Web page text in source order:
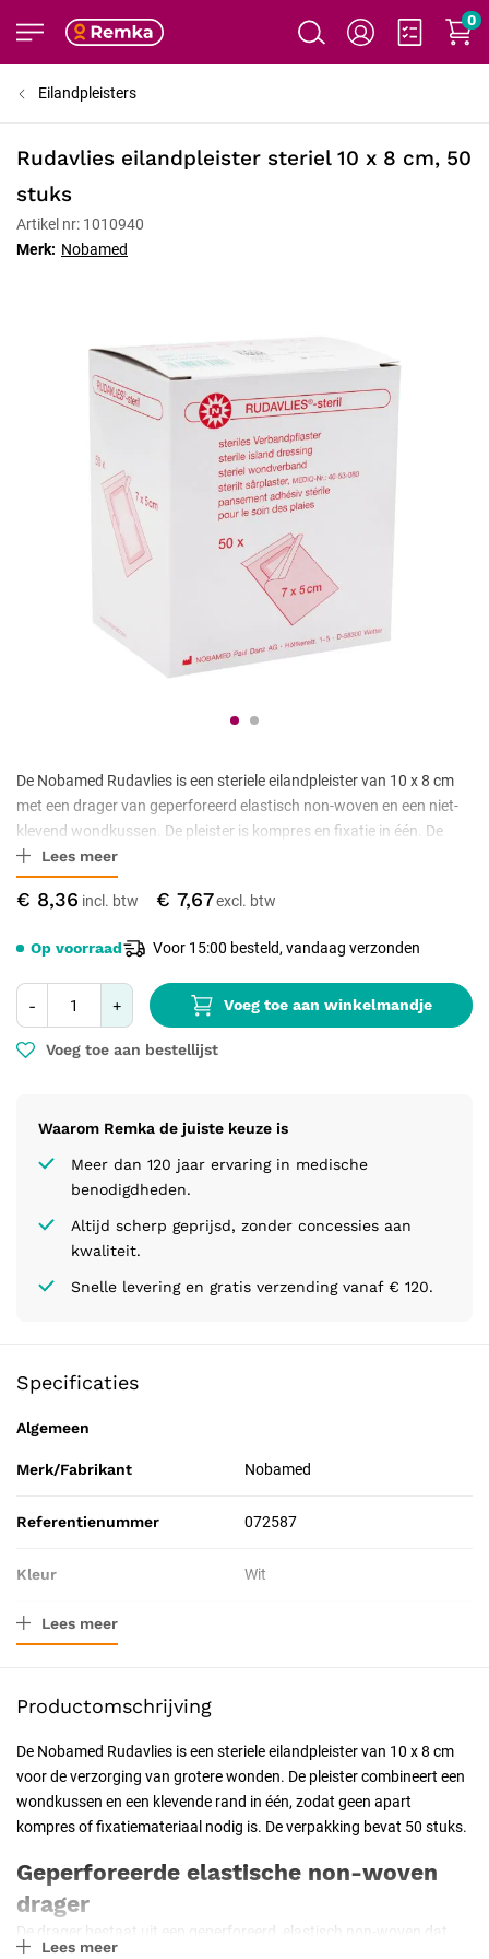
0
Eilandpleisters
Rudavlies eilandpleister steriel 10 x 8 cm, 50
stuks
Artikel nr: 1010940
Merk: Nobamed
€ 8,36 € 7,67
- + Voeg toe aan winkelmandje
Voeg toe aan bestellijst
Waarom Remka de juiste keuze is
Meer dan 120 jaar ervaring in medische
benodigdheden.
Altijd scherp geprijsd, zonder concessies aan
kwaliteit.
Snelle levering en gratis verzending vanaf € 120.
Op voorraad Voor 15:00 besteld, vandaag verzonden
De Nobamed Rudavlies is een steriele eilandpleister van 10 x 8 cm
met een drager van geperforeerd elastisch non-woven en een niet-
klevend wondkussen. De pleister is kompres en fixatie in één. De
verpakking bevat 50 stuks.
Lees meer
Specificaties
Algemeen
Merk/Fabrikant Nobamed
Referentienummer 072587
Kleur Wit
Materiaal
Afmeting
Verpakkingstype Doos
Toepassing Therapeutisch
Probleem
Droge wonden, Oppervlakkige
Lees meer
Productomschrijving
De Nobamed Rudavlies is een steriele eilandpleister van 10 x 8 cm
voor de verzorging van grotere wonden. De pleister combineert een
wondkussen en een klevende rand in één, zodat geen apart
kompres of fixatiemateriaal nodig is. De verpakking bevat 50 stuks.
Geperforeerde elastische non-woven
drager
De drager bestaat uit een geperforeerd, elastisch non-woven dat
Lees meer